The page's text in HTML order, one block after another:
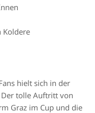
Koldere
hielt sich in der
Der tolle Auftritt von
Graz im Cup und die